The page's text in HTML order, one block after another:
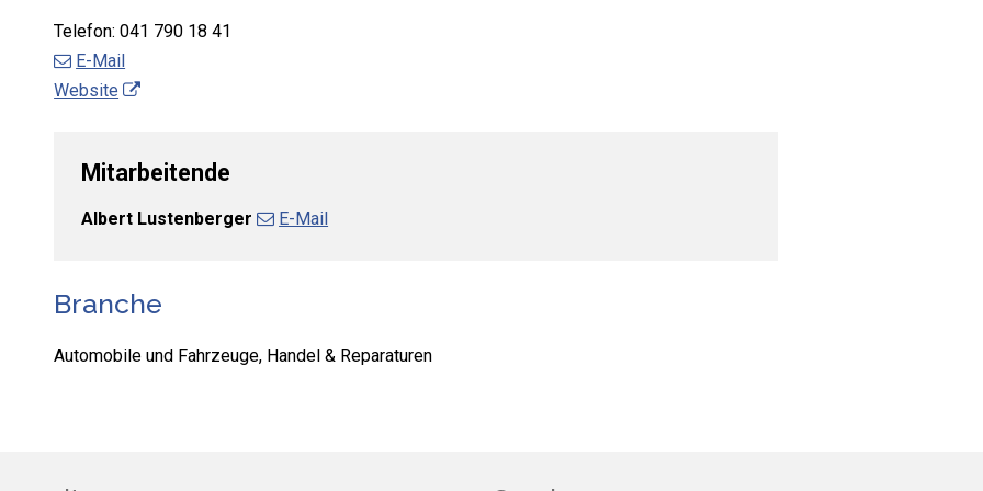
Telefon:041 790 18 41
E-Mail
Website
Mitarbeitende
Albert Lustenberger E-Mail
Branche
Automobile und Fahrzeuge, Handel & Reparaturen